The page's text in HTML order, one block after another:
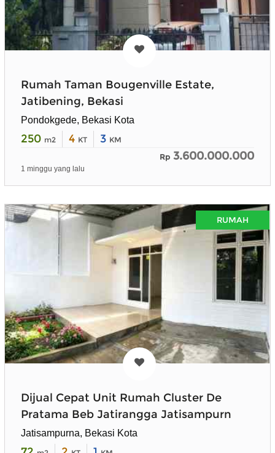
Rumah Taman Bougenville Estate,
Jatibening, Bekasi
Pondokgede, Bekasi Kota
250 m2 4 KT 3 KM
Rp 3.600.000.000
1 minggu yang lalu
RUMAH
Dijual Cepat Unit Rumah Cluster De
Pratama Beb Jatirangga Jatisampurn
Jatisampurna, Bekasi Kota